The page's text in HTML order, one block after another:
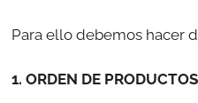
Para ello debemos hacer
1. ORDEN DE